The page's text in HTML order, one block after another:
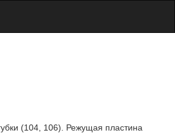
(104, 106). Режущая пластина